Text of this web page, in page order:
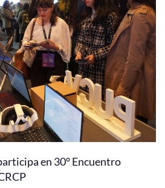
en 30° Encuentro